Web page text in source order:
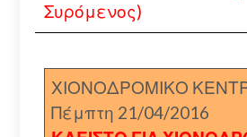
Συρόμενος)
ΧΙΟΝΟΔΡΟΜΙΚΟ
Πέμπτη 21/04/2016